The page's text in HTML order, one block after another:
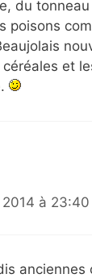
du
poisons
et
à 23:40
anciennes